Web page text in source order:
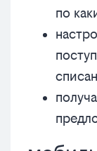
по